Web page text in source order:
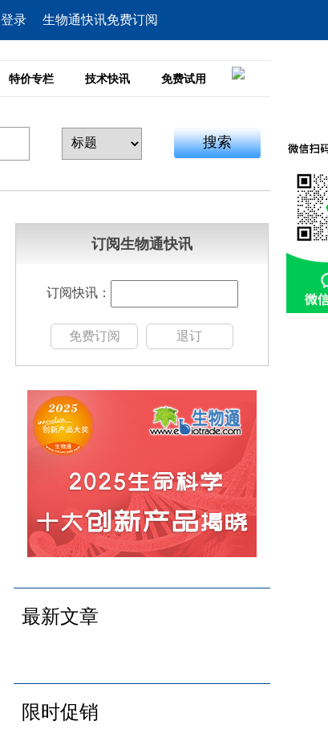
登录 生物通快讯免费订阅
特价专栏 技术快讯 免费试用
搜索
订阅生物通快讯
订阅快讯：
免费订阅 退订
最新文章
限时促销